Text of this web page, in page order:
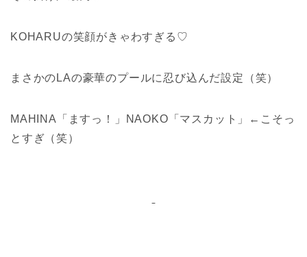
KOHARUの笑顔がきゃわすぎる♡
まさかのLAの豪華のプールに忍び込んだ設定（笑）
MAHINA「ますっ！」NAOKO「マスカット」←こそっ
とすぎ（笑）